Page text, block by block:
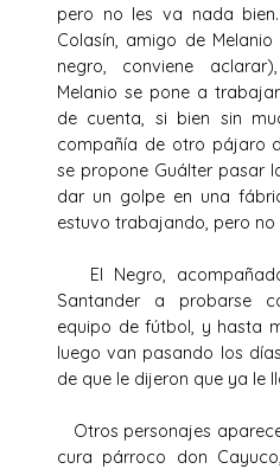
pero no les va nada
Colasín, amigo de
negro, conviene
Melanio se pone a
de cuenta, si bien sin
compañía de otro pájaro
se propone Guálter pasar
dar un golpe en una
estuvo trabajando, pero no
El Negro,
Santander a probarse
equipo de fútbol, y hasta
luego van pasando los
de que le dijeron que ya le
Otros personajes
cura párroco don